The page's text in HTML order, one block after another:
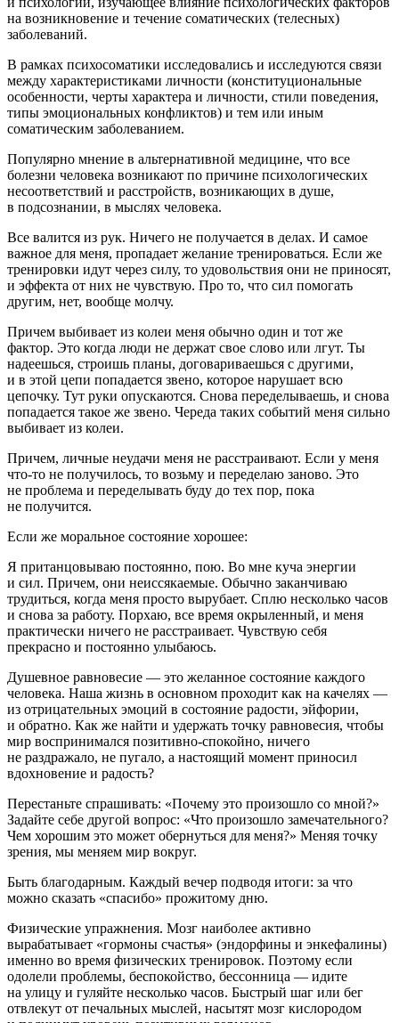
на возникновение и течение соматических (телесных)
заболеваний.
В рамках психосоматики исследовались и исследуются связи
между характеристиками личности (конституциональные
особенности, черты характера и личности, стили поведения,
типы эмоциональных конфликтов) и тем или иным
соматическим заболеванием.
Популярно мнение в альтернативной медицине, что все
болезни человека возникают по причине психологических
несоответствий и расстройств, возникающих в душе,
в подсознании, в мыслях человека.
Все валится из рук. Ничего не получается в делах. И самое
важное для меня, пропадает желание тренироваться. Если же
тренировки идут через силу, то удовольствия они не приносят,
и эффекта от них не чувствую. Про то, что сил помогать
другим, нет, вообще молчу.
Причем выбивает из колеи меня обычно один и тот же
фактор. Это когда люди не держат свое слово или лгут. Ты
надеешься, строишь планы, договариваешься с другими,
и в этой цепи попадается звено, которое нарушает всю
цепочку. Тут руки опускаются. Снова переделываешь, и снова
попадается такое же звено. Череда таких событий меня сильно
выбивает из колеи.
Причем, личные неудачи меня не расстраивают. Если у меня
что-то не получилось, то возьму и переделаю заново. Это
не проблема и переделывать буду до тех пор, пока
не получится.
Если же моральное состояние хорошее:
Я пританцовываю постоянно, пою. Во мне куча энергии
и сил. Причем, они неиссякаемые. Обычно заканчиваю
трудиться, когда меня просто вырубает. Сплю несколько часов
и снова за работу. Порхаю, все время окрыленный, и меня
практически ничего не расстраивает. Чувствую себя
прекрасно и постоянно улыбаюсь.
Душевное равновесие — это желанное состояние каждого
человека. Наша жизнь в основном проходит как на качелях —
из отрицательных эмоций в состояние радости, эйфории,
и обратно. Как же найти и удержать точку равновесия, чтобы
мир воспринимался позитивно-спокойно, ничего
не раздражало, не пугало, а настоящий момент приносил
вдохновение и радость?
Перестаньте спрашивать: «Почему это произошло со мной?»
Задайте себе другой вопрос: «Что произошло замечательного?
Чем хорошим это может обернуться для меня?» Меняя точку
зрения, мы меняем мир вокруг.
Быть благодарным. Каждый вечер подводя итоги: за что
можно сказать «спасибо» прожитому дню.
Физические упражнения. Мозг наиболее активно
вырабатывает «гормоны счастья» (эндорфины и энкефалины)
именно во время физических тренировок. Поэтому если
одолели проблемы, беспокойство, бессонница — идите
на улицу и гуляйте несколько часов. Быстрый шаг или бег
отвлекут от печальных мыслей, насытят мозг кислородом